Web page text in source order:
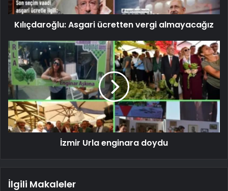
Kılıçdaroğlu: Asgari ücretten vergi almayacağız
İzmir Urla enginara doydu
İlgili Makaleler